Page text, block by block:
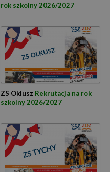
rok szkolny 2026/2027
ZS Oklusz Rekrutacja na rok
szkolny 2026/2027